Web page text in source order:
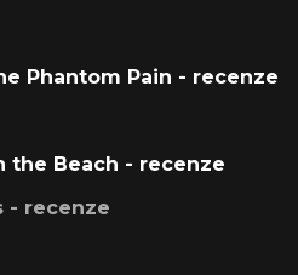
Phantom Pain - recenze
the Beach - recenze
- recenze